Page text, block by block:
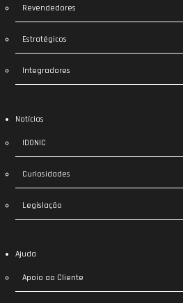
Revendedores
Estratégicos
Integradores
Notícias
IDONIC
Curiosidades
Legislação
Ajuda
Apoio ao Cliente